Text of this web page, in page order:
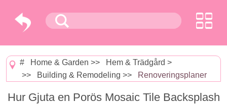
# Home & Garden >> Hem & Trädgård >
>>
Building & Remodeling >> Renoveringsplaner
Hur Gjuta en Porös Mosaic Tile Backsplash